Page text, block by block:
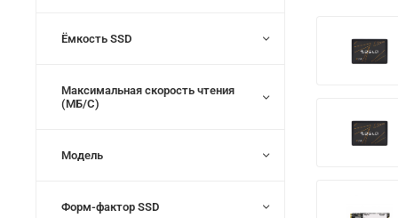
Ёмкость SSD
Максимальная скорость чтения
(МБ/С)
Модель
Форм-фактор SSD